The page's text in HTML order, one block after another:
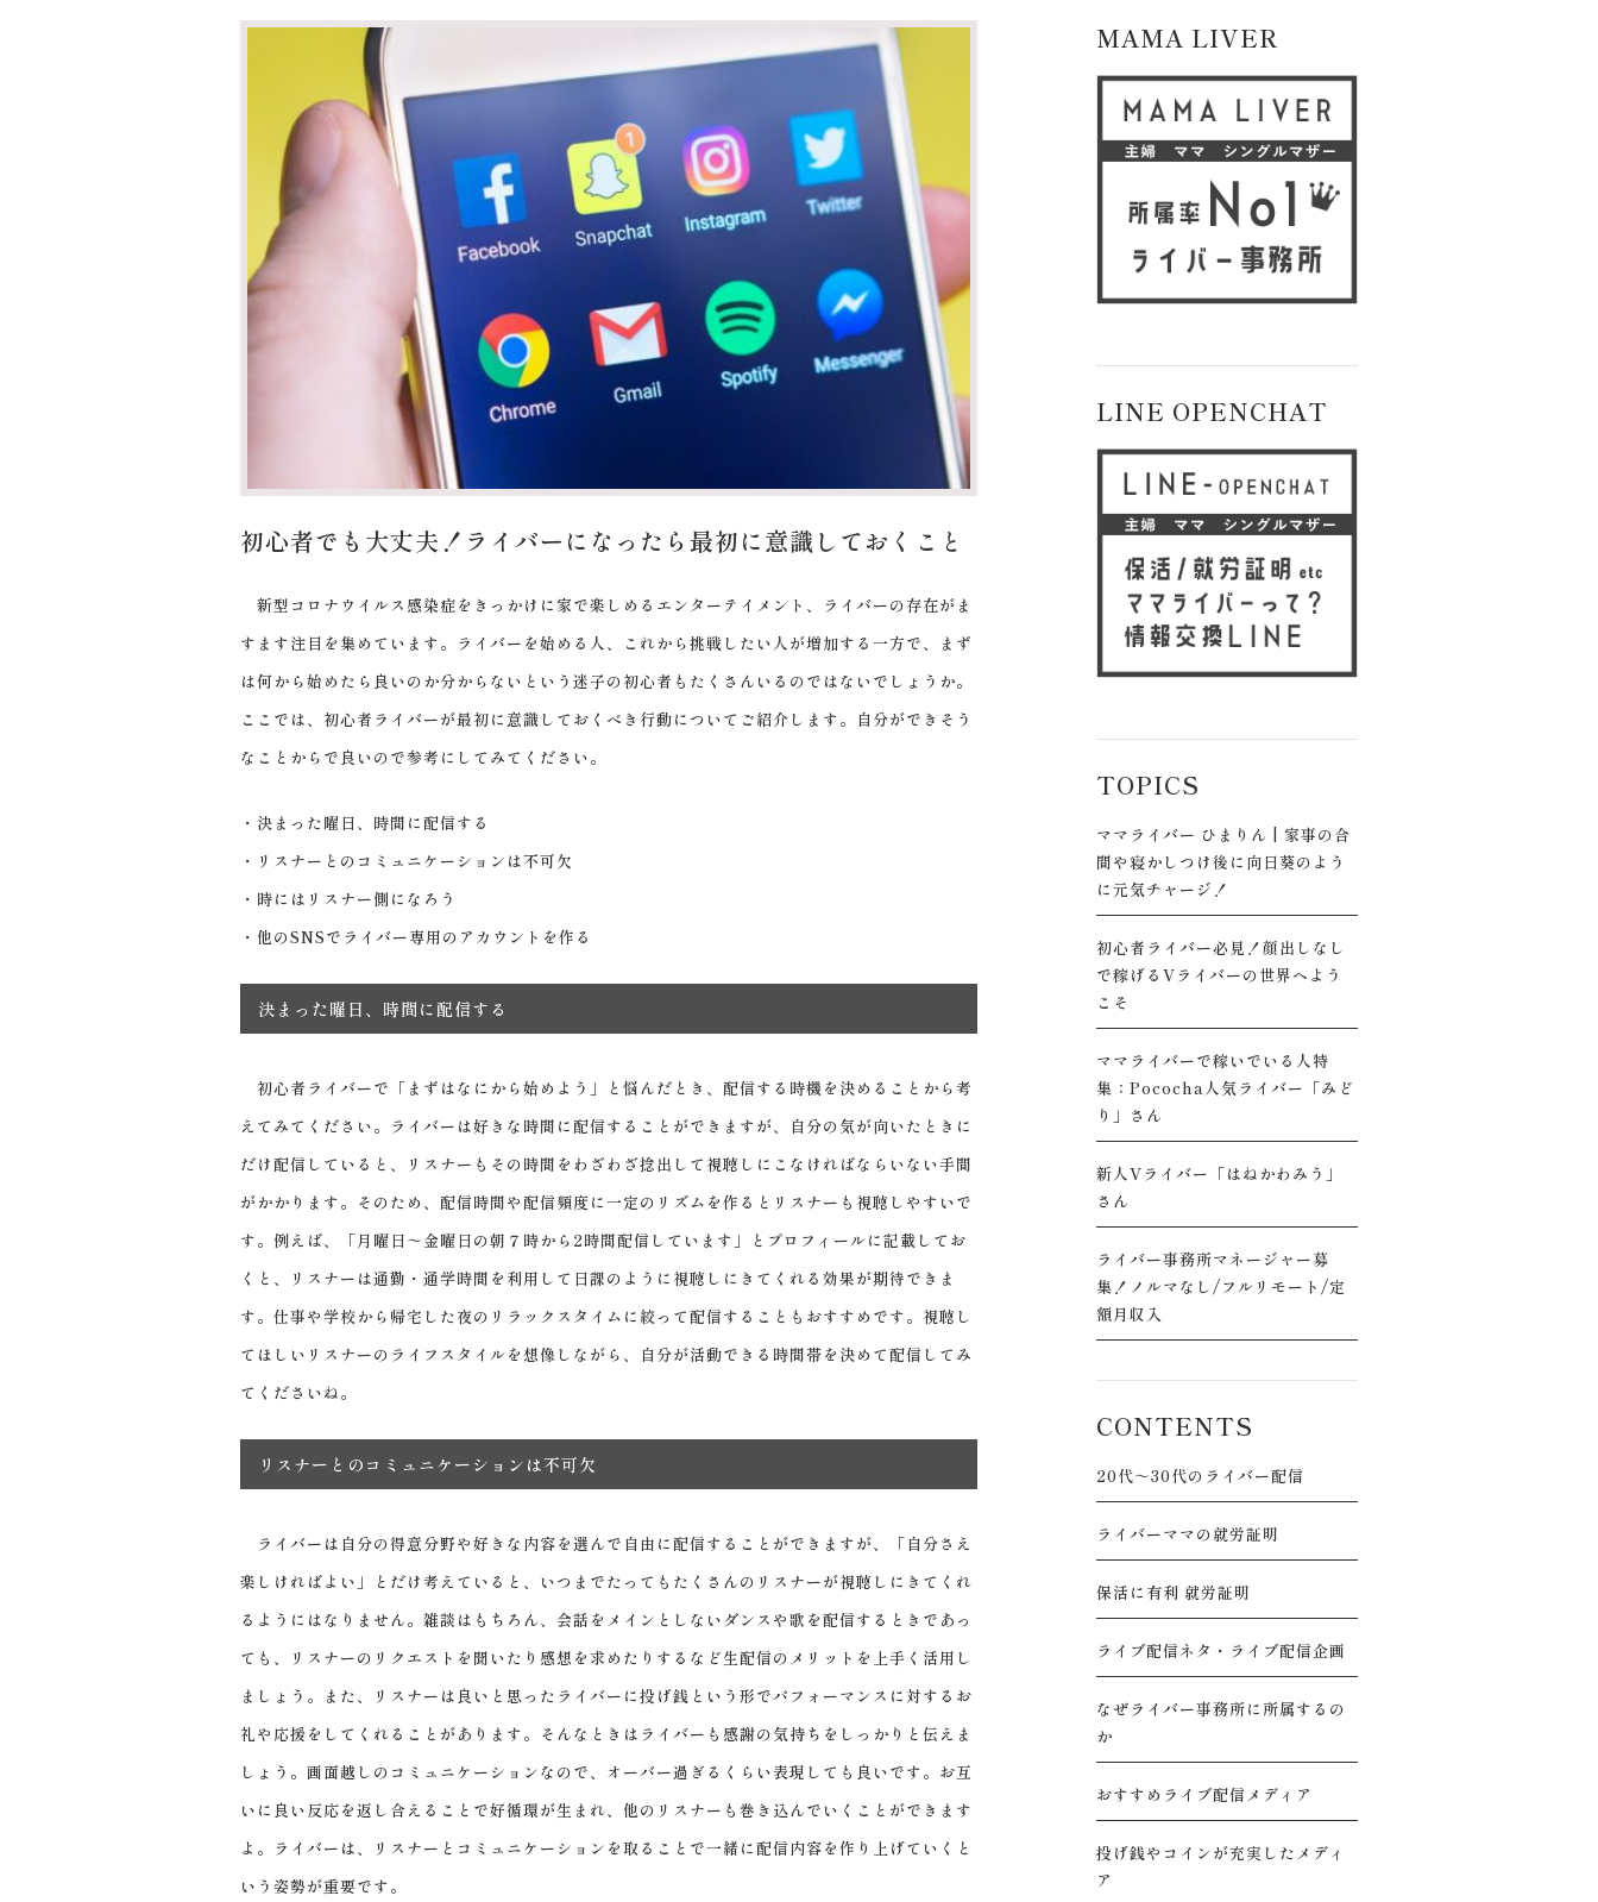
初心者でも大丈夫！ライバーになったら最初に意識しておくこと
新型コロナウイルス感染症をきっかけに家で楽しめるエンターテイメント、ライバーの存在がま
すます注目を集めています。ライバーを始める人、これから挑戦したい人が増加する一方で、まず
は何から始めたら良いのか分からないという迷子の初心者もたくさんいるのではないでしょうか。
ここでは、初心者ライバーが最初に意識しておくべき行動についてご紹介します。自分ができそう
なことからで良いので参考にしてみてください。
・決まった曜日、時間に配信する
・リスナーとのコミュニケーションは不可欠
・時にはリスナー側になろう
・他のSNSでライバー専用のアカウントを作る
決まった曜日、時間に配信する
初心者ライバーで「まずはなにから始めよう」と悩んだとき、配信する時機を決めることから考
えてみてください。ライバーは好きな時間に配信することができますが、自分の気が向いたときに
だけ配信していると、リスナーもその時間をわざわざ捻出して視聴しにこなければならいない手間
がかかります。そのため、配信時間や配信頻度に一定のリズムを作るとリスナーも視聴しやすいで
す。例えば、「月曜日～金曜日の朝７時から2時間配信しています」とプロフィールに記載してお
くと、リスナーは通勤・通学時間を利用して日課のように視聴しにきてくれる効果が期待できま
す。仕事や学校から帰宅した夜のリラックスタイムに絞って配信することもおすすめです。視聴し
てほしいリスナーのライフスタイルを想像しながら、自分が活動できる時間帯を決めて配信してみ
てくださいね。
リスナーとのコミュニケーションは不可欠
ライバーは自分の得意分野や好きな内容を選んで自由に配信することができますが、「自分さえ
楽しければよい」とだけ考えていると、いつまでたってもたくさんのリスナーが視聴しにきてくれ
るようにはなりません。雑談はもちろん、会話をメインとしないダンスや歌を配信するときであっ
ても、リスナーのリクエストを聞いたり感想を求めたりするなど生配信のメリットを上手く活用し
ましょう。また、リスナーは良いと思ったライバーに投げ銭という形でパフォーマンスに対するお
礼や応援をしてくれることがあります。そんなときはライバーも感謝の気持ちをしっかりと伝えま
しょう。画面越しのコミュニケーションなので、オーバー過ぎるくらい表現しても良いです。お互
いに良い反応を返し合えることで好循環が生まれ、他のリスナーも巻き込んでいくことができます
よ。ライバーは、リスナーとコミュニケーションを取ることで一緒に配信内容を作り上げていくと
いう姿勢が重要です。
MAMA LIVER
LINE OPENCHAT
TOPICS
ママライバー ひまりん | 家事の合
間や寝かしつけ後に向日葵のよう
に元気チャージ！
初心者ライバー必見！顔出しなし
で稼げるVライバーの世界へよう
こそ
ママライバーで稼いでいる人特
集：Pococha人気ライバー「みど
り」さん
新人Vライバー「はねかわみう」
さん
ライバー事務所マネージャー募
集！ノルマなし/フルリモート/定
額月収入
CONTENTS
20代～30代のライバー配信
ライバーママの就労証明
保活に有利 就労証明
ライブ配信ネタ・ライブ配信企画
なぜライバー事務所に所属するの
か
おすすめライブ配信メディア
投げ銭やコインが充実したメディ
ア